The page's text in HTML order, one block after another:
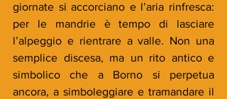
giornate si accorciano e l’aria rinfresca:
per le mandrie è tempo di lasciare
l’alpeggio e rientrare a valle. Non una
semplice discesa, ma un rito antico e
simbolico che a Borno si perpetua
ancora, a simboleggiare e tramandare il